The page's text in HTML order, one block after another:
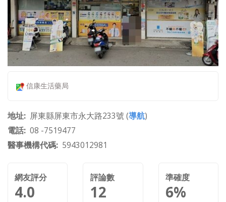
信康生活藥局
地址 屏東縣屏東市永大路233號 (導航)
電話 08 -7519477
醫事機構代碼 5943012981
網友評分
4.0
評論數
12
準確度
6%